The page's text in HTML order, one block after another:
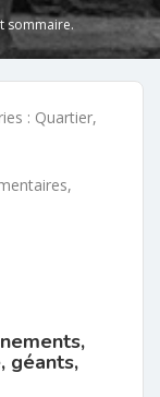
sommaire.
: Quartier,
géants,